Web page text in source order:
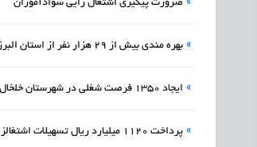
ضرورت پیگیری اشتغال زایی سوادآموزان
» بهره مندی بیش از 29 هزار نفر از استان البرز از آموزش های مهارتی
» ایجاد 1350 فرصت شغلی در شهرستان خلخال
» پرداخت 1120 میلیارد ریال تسهیلات اشتغالزایی در کهگیلویه و بویراحمد